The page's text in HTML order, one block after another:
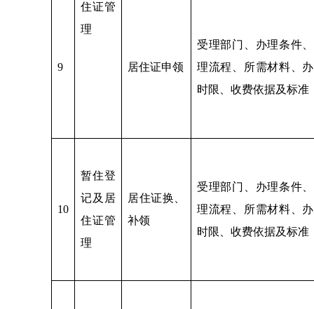
住证管
理
9 居住证申领
受理部门、办理条件
理流程、所需材料、
时限、收费依据及标准
10
暂住登
记及居
住证管
理
居住证换、
补领
受理部门、办理条件
理流程、所需材料、
时限、收费依据及标准